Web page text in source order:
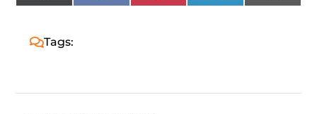
(Twitter)
Tags: